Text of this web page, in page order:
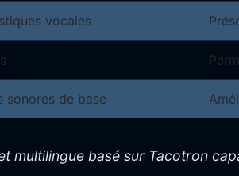
vocales
sonores de base
multilingue basé sur Tacotron